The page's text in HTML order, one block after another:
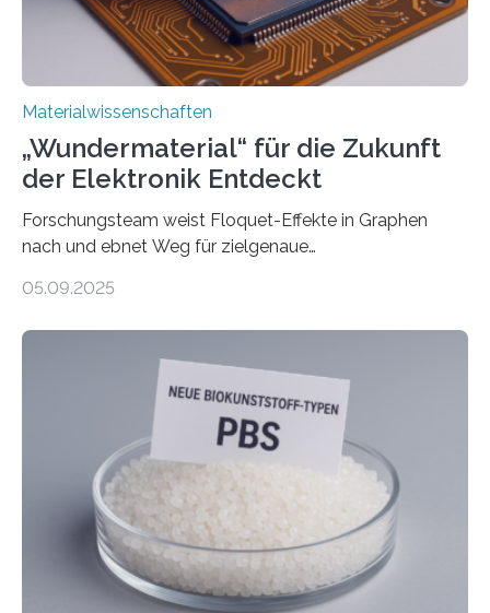
und Alexander Paarmann vom Fritz-Haber-Institut
leiteten ein internationales Forschungsprojekt, das…
Materialwissenschaften
„Wundermaterial“ für die Zukunft
der Elektronik Entdeckt
Forschungsteam weist Floquet-Effekte in Graphen
nach und ebnet Weg für zielgenaue
– nur eine Atomlage dick, aber extrem leitfähig und
Sensoren, leistungsstarken Batterien und effizienten
Solarzellen. Eine neue Studie hebt das Potenzial nun
noch auf ein neues Level: Zum ersten Mal haben
Forschende an der Universität Göttingen gemeinsam
mit Kollegen aus Braunschweig, Bremen und der
Schweiz direkt beobachtet, wie in Graphen…
05.09.2025